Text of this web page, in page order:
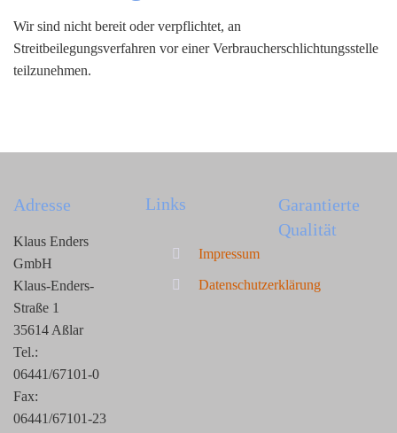
Wir sind nicht bereit oder verpflichtet, an
Streitbeilegungsverfahren vor einer Verbraucherschlichtungsstelle
teilzunehmen.
Adresse
Klaus Enders
GmbH
Klaus-Enders-
Straße 1
35614 Aßlar
Tel.:
06441/67101-0
Fax:
06441/67101-23
Links
Impressum
Datenschutzerklärung
Garantierte
Qualität